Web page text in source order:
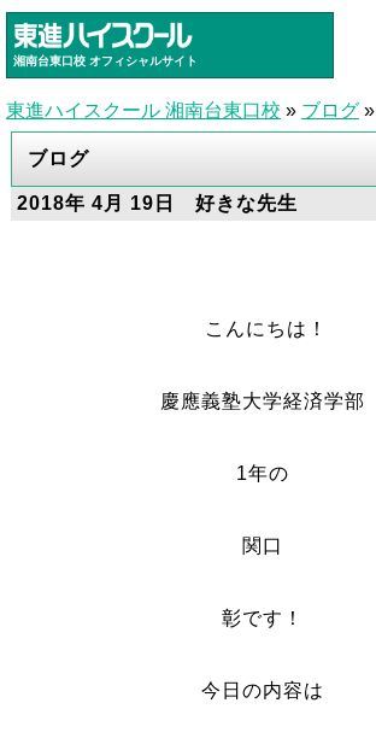
湘南台東口校 オフィシャルサイト
東進ハイスクール 湘南台東口校 » ブログ »
ブログ
2018年 4月 19日 好きな先生
こんにちは！
慶應義塾大学経済学部
1年の
関口
彰です！
今日の内容は